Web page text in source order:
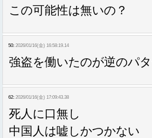
この可能性は無いの？
50: 2026/01/16(金) 16:58:19.14
強盗を働いたのが逆のパ
62: 2026/01/16(金) 17:09:43.38
死人に口無し
中国人は嘘しかつかない